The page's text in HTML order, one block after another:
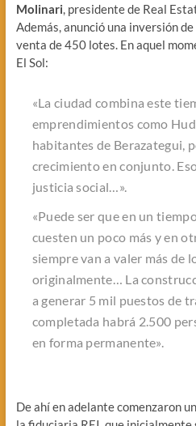
Molinari, presidente de Real
Además, anunció una inversión
venta de 450 lotes. En aquel
El Sol:
«La ciudad combina este
emprendimientos como
habitantes de Berazategui,
crecimiento en conjunto.
justicia social…».
«Puede ser que en un
cuesten un poco más y en
siempre van a valer más de
originalmente… La
a generar 5 mil puestos de
completada habrá 2.500
en forma permanente».
De ahí en adelante comenzaron